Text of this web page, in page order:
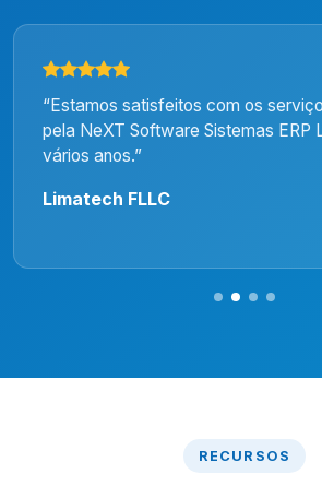
“Estamos satisfeitos com os
pela NeXT Software Sistemas ERP
vários anos.”
Limatech FLLC
RECURSOS